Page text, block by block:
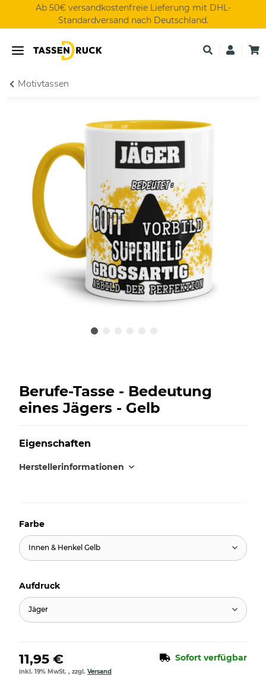
Ab 50€ versandkostenfreie Lieferung mit DHL-
Standardversand nach Deutschland.
Motivtassen
Berufe-Tasse - Bedeutung
eines Jägers - Gelb
Eigenschaften
Herstellerinformationen
Farbe
Innen & Henkel Gelb
Aufdruck
Jäger
11,95 € Sofort verfügbar
inkl. 19% MwSt. , zzgl. Versand